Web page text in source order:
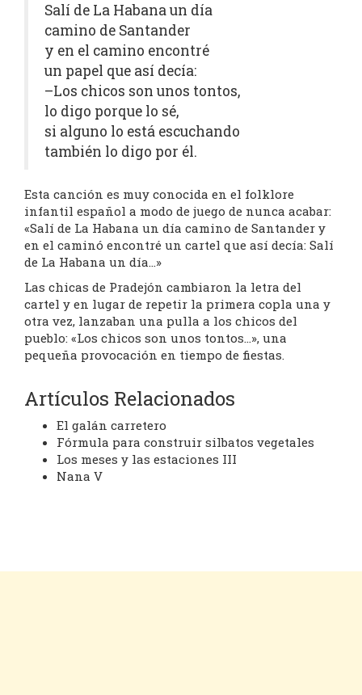
Salí de La Habana un día
camino de Santander
y en el camino encontré
un papel que así decía:
–Los chicos son unos tontos,
lo digo porque lo sé,
si alguno lo está escuchando
también lo digo por él.
Esta canción es muy conocida en el folklore
infantil español a modo de juego de nunca acabar:
«Salí de La Habana un día camino de Santander y
en el caminó encontré un cartel que así decía: Salí
de La Habana un día…»
Las chicas de Pradejón cambiaron la letra del
cartel y en lugar de repetir la primera copla una y
otra vez, lanzaban una pulla a los chicos del
pueblo: «Los chicos son unos tontos…», una
pequeña provocación en tiempo de fiestas.
Artículos Relacionados
El galán carretero
Fórmula para construir silbatos vegetales
Los meses y las estaciones III
Nana V